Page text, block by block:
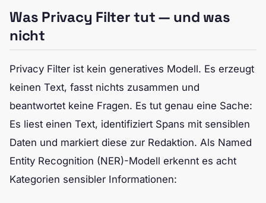
Was Privacy Filter tut — und was
nicht
Privacy Filter ist kein generatives Modell. Es erzeugt
keinen Text, fasst nichts zusammen und
beantwortet keine Fragen. Es tut genau eine Sache:
Es liest einen Text, identifiziert Spans mit sensiblen
Daten und markiert diese zur Redaktion. Als Named
Entity Recognition (NER)-Modell erkennt es acht
Kategorien sensibler Informationen: